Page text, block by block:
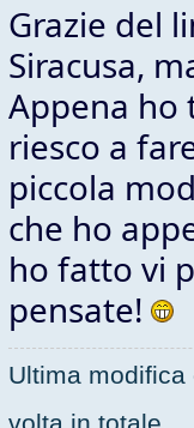
Grazie del
Siracusa,
Appena ho
riesco a
piccola
che ho
ho fatto vi
pensate!
Ultima